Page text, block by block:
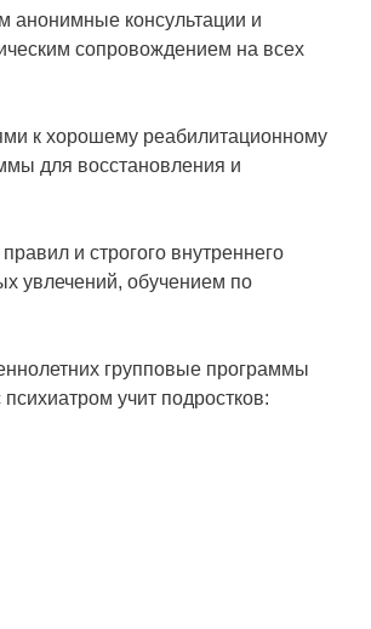
анонимные консультации и
сопровождением на всех
к хорошему реабилитационному
для восстановления и
и строгого внутреннего
увлечений, обучением по
групповые программы
учит подростков: